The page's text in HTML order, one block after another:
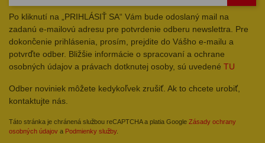
Po kliknutí na „PRIHLÁSIŤ SA“ Vám bude odoslaný mail na
zadanú e-mailovú adresu pre potvrdenie odberu newslettra. Pre
dokončenie prihlásenia, prosím, prejdite do Vášho e-mailu a
potvrďte odber. Bližšie informácie o spracovaní a ochrane
osobných údajov a právach dotknutej osoby, sú uvedené TU
Odber noviniek môžete kedykoľvek zrušiť. Ak to chcete urobiť,
kontaktujte nás.
Táto stránka je chránená službou reCAPTCHA a platia Google Zásady ochrany
osobných údajov a Podmienky služby.